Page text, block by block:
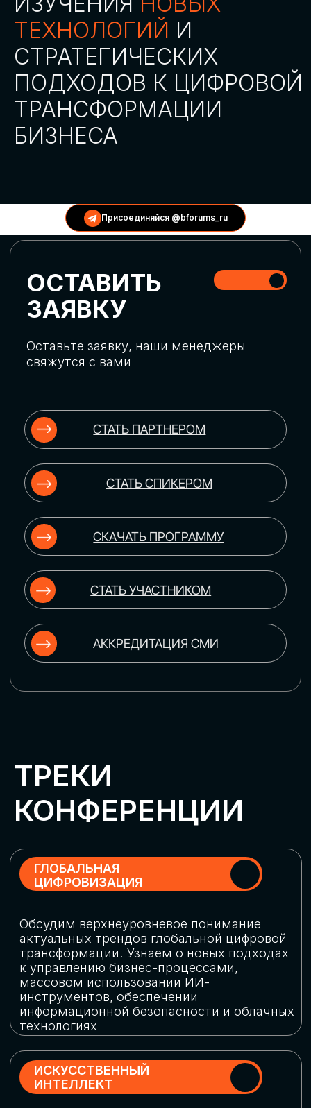
Присоединяйся @bforums_ru
АККРЕДИТАЦИЯ СМИ
СТАТЬ УЧАСТНИКОМ
Выясним, как в наши дни уверенно
защищать свой бизнес от киберугроз
ГЛОБАЛЬНАЯ
ЦИФРОВИЗАЦИЯ
актуальных трендов глобальной цифровой
трансформации. Узнаем о новых подходах
массовом использовании ИИ-
инструментов, обеспечении
ИСКУССТВЕННЫЙ
Узнаем как компании адаптируются к
новой ИИ-реальности. Как ИИ-
сотрудники становятся
«полноправными» членами команды, как
ИИ-помощники забирают на себя рутину
и как можно значительно увеличить
производительность без огромных
затрат на нейросети
ЦИФРОВИЗАЦИЯ
МАРКЕТИНГА И ПРОДАЖ
Обменяемся опытом, какие ИИ-решения
в маркетинге и продажах наиболее
рекламными кампаниями показывают
наибольшую эффективность
ЦИФРОВИЗАЦИЯ
УПРАВЛЕНИЯ ПЕРСОНАЛОМ
Рассмотрим управление человеческим
комплексные решения для роста
производительности и кейсы
оптимизации процессов найма,
развития, оценки и удержания
РОБОТИЗАЦИЯ
Узнаем, в каких отраслях ИИ
«материализуется», какие роботы
решают сложные бизнес-задачи, а где
только обсуждают концепции
роботизации и потенциальные бюджеты
на тестирование образцов
ЦИФРОВИЗАЦИЯ
КЛИЕНТСКОГО СЕРВИСА
Разберем кейсы в сфере цифровизации